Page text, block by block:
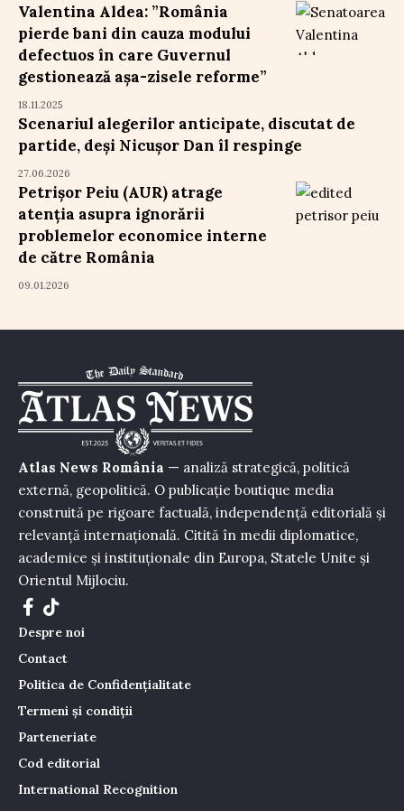
Valentina Aldea: ”România
pierde bani din cauza modului
defectuos în care Guvernul
gestionează așa-zisele reforme”
18.11.2025
Scenariul alegerilor anticipate, discutat de
partide, deși Nicușor Dan îl respinge
27.06.2026
Petrișor Peiu (AUR) atrage
atenția asupra ignorării
problemelor economice interne
de către România
09.01.2026
Atlas News România — analiză strategică, politică
externă, geopolitică. O publicație boutique media
construită pe rigoare factuală, independență editorială și
relevanță internațională. Citită în medii diplomatice,
academice și instituționale din Europa, Statele Unite și
Orientul Mijlociu.
Despre noi
Contact
Politica de Confidențialitate
Termeni și condiții
Parteneriate
Cod editorial
International Recognition